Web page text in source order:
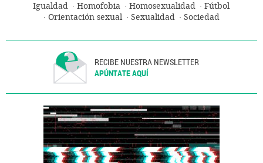
Igualdad Homofobia Homosexualidad
Fútbol
Orientación sexual
Sexualidad Sociedad
RECIBE NUESTRA NEWSLETTER
APÚNTATE AQUÍ